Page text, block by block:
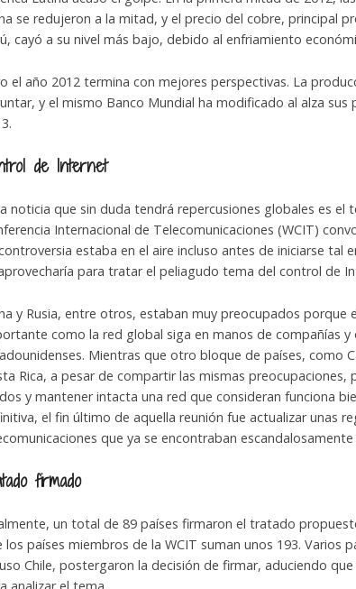
se redujeron a la mitad, y el precio del cobre, principal
cayó a su nivel más bajo, debido al enfriamiento
el año 2012 termina con mejores perspectivas. La
y el mismo Banco Mundial ha modificado al alza sus
de Internet
noticia que sin duda tendrá repercusiones globales es el
Internacional de Telecomunicaciones (WCIT)
estaba en el aire incluso antes de iniciarse tal
para tratar el peliagudo tema del control de
y Rusia, entre otros, estaban muy preocupados porque
como la red global siga en manos de compañías y
Mientras que otro bloque de países, como
Rica, a pesar de compartir las mismas preocupaciones,
y mantener intacta una red que consideran funciona
el fin último de aquella reunión fue actualizar unas
que ya se encontraban
firmado
un total de 89 países firmaron el tratado
los países miembros de la WCIT suman unos 193. Varios
Chile, postergaron la decisión de firmar, aduciendo